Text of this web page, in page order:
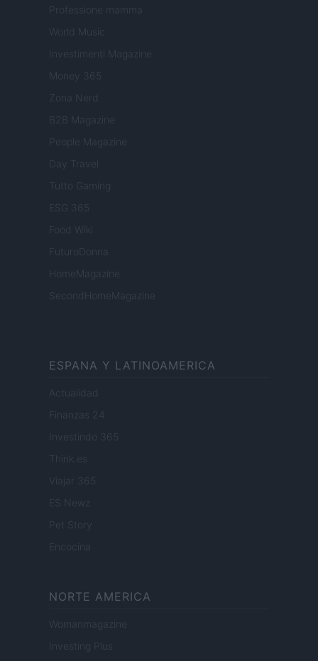
Professione mamma
World Music
Investimenti Magazine
Money 365
Zona Nerd
B2B Magazine
People Magazine
Day Travel
Tutto Gaming
ESG 365
Food Wiki
FuturoDonna
HomeMagazine
SecondHomeMagazine
ESPANA Y LATINOAMERICA
Actualidad
Finanzas 24
Investindo 365
Think.es
Viajar 365
ES Newz
Encocina
NORTE AMERICA
Womanmagazine
Investing Plus